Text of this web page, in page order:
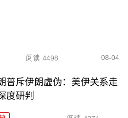
阅读 4498 08-04
普斥伊朗虚伪：美伊关系走
度研判